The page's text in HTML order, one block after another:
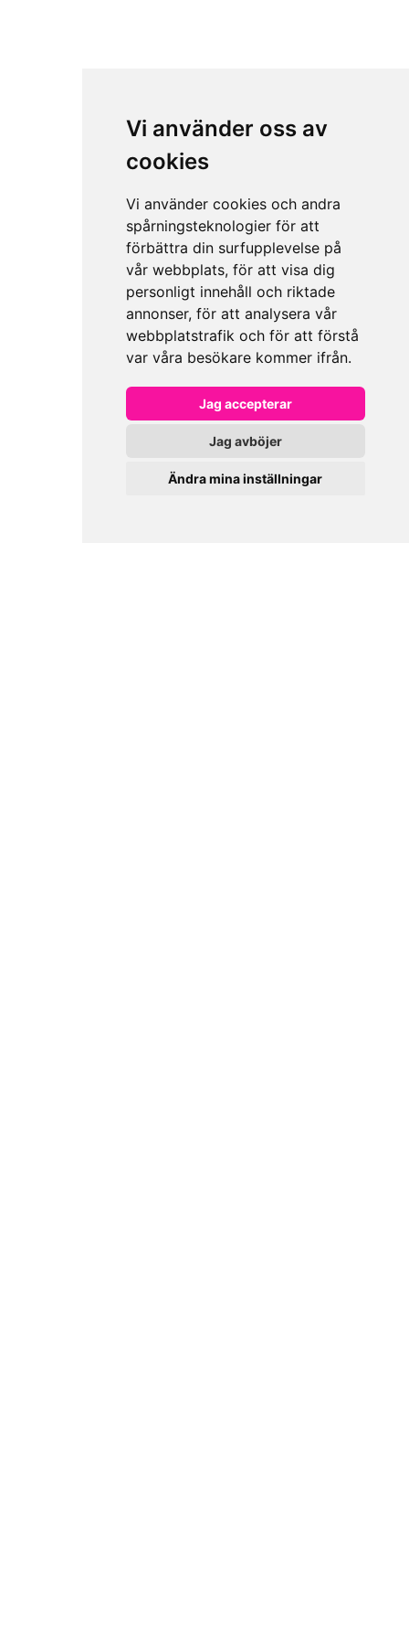
Vi använder oss av
cookies
Vi använder cookies och andra
spårningsteknologier för att
förbättra din surfupplevelse på
vår webbplats, för att visa dig
personligt innehåll och riktade
annonser, för att analysera vår
webbplatstrafik och för att förstå
var våra besökare kommer ifrån.
Jag accepterar
Jag avböjer
Ändra mina inställningar